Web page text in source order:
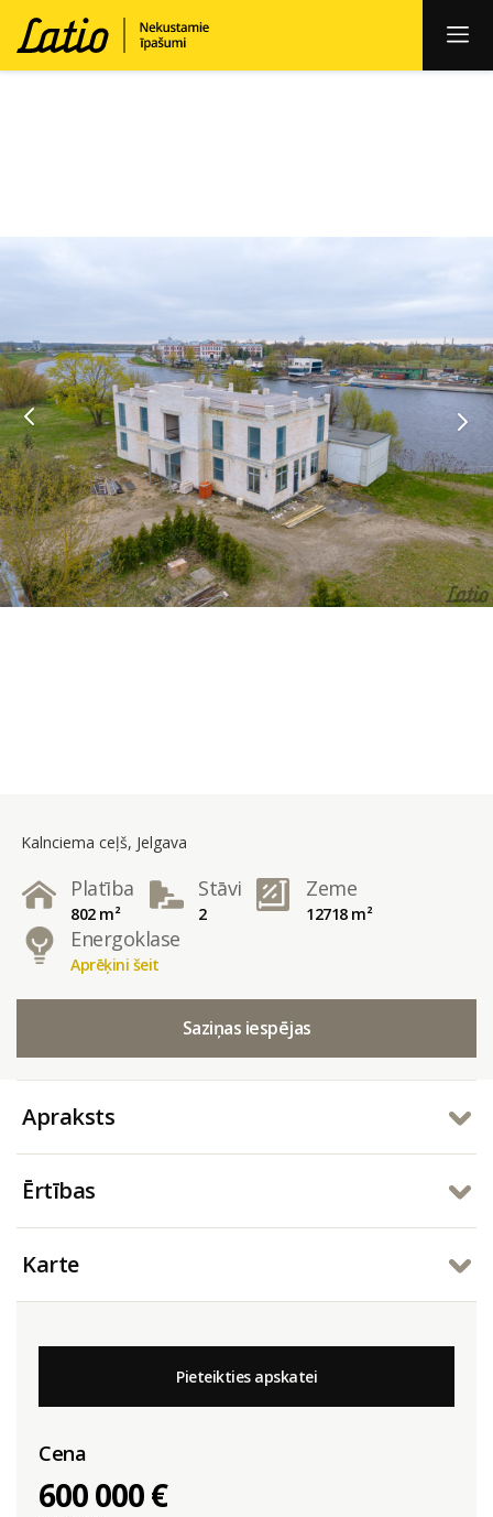
Kalnciema ceļš, Jelgava
Platība
802 m²
Stāvi
2
Zeme
12718 m²
Energoklase
Aprēķini šeit
Saziņas iespējas
Apraksts
Ērtības
Karte
Pieteikties apskatei
Cena
600 000 €